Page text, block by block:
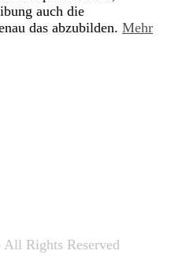
auch die
das abzubilden. Mehr
All Rights Reserved